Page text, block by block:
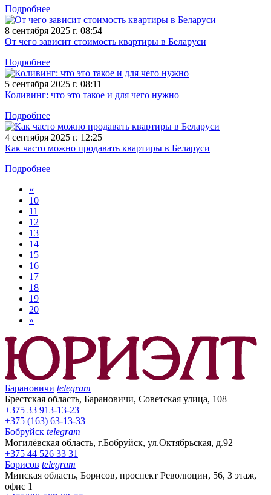
Подробнее
8 сентября 2025 г. 08:54
От чего зависит стоимость квартиры в Беларуси
Подробнее
5 сентября 2025 г. 08:11
Коливинг: что это такое и для чего нужно
Подробнее
4 сентября 2025 г. 12:25
Как часто можно продавать квартиры в Беларуси
Подробнее
«
10
11
12
13
14
15
16
17
18
19
20
»
Барановичи telegram
Брестская область, Барановичи, Советская улица, 108
+375 33 913-13-23
+375 (163) 63-13-33
Бобруйск telegram
Могилёвская область, г.Бобруйск, ул.Октябрьская, д.92
+375 44 526 33 31
Борисов telegram
Минская область, Борисов, проспект Революции, 56, 3 этаж,
офис 1